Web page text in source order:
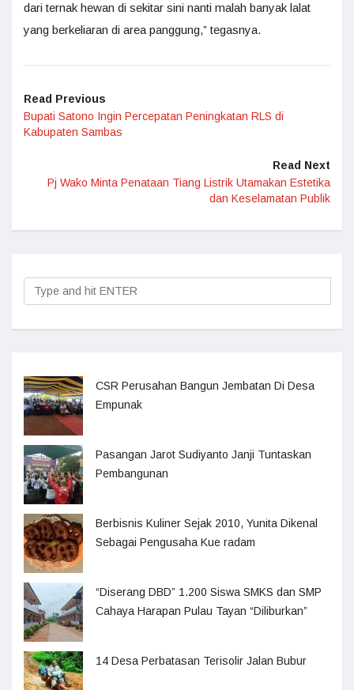
dari ternak hewan di sekitar sini nanti malah banyak lalat
yang berkeliaran di area panggung,” tegasnya.
Read Previous
Bupati Satono Ingin Percepatan Peningkatan RLS di
Kabupaten Sambas
Read Next
Pj Wako Minta Penataan Tiang Listrik Utamakan Estetika
dan Keselamatan Publik
CSR Perusahan Bangun Jembatan Di Desa
Empunak
Pasangan Jarot Sudiyanto Janji Tuntaskan
Pembangunan
Berbisnis Kuliner Sejak 2010, Yunita Dikenal
Sebagai Pengusaha Kue radam
“Diserang DBD” 1.200 Siswa SMKS dan SMP
Cahaya Harapan Pulau Tayan “Diliburkan”
14 Desa Perbatasan Terisolir Jalan Bubur